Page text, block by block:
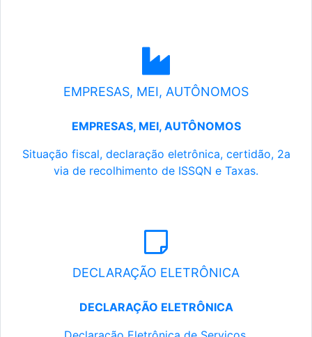
EMPRESAS, MEI, AUTÔNOMOS
EMPRESAS, MEI, AUTÔNOMOS
Situação fiscal, declaração eletrônica, certidão, 2a
via de recolhimento de ISSQN e Taxas.
DECLARAÇÃO ELETRÔNICA
DECLARAÇÃO ELETRÔNICA